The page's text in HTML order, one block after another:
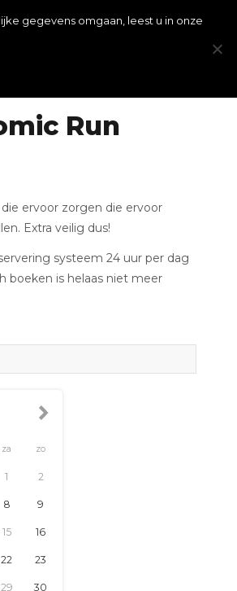
Run
ervoor zorgen die ervoor
Extra veilig dus!
systeem 24 uur per dag
boeken is helaas niet meer
gegevens omgaan, leest u in onze